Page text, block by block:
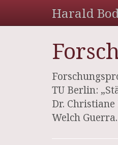
Harald
TU Berlin:
Dr. Christiane
Welch